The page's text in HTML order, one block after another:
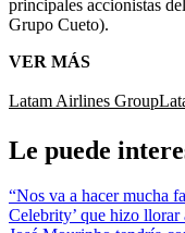
principales accionistas
Grupo Cueto).
VER MÁS
Latam Airlines Group
Le puede
“Nos va a hacer mucha
Celebrity’ que hizo